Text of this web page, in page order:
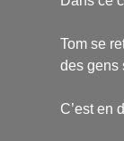
Tom se
des gens
C’est en